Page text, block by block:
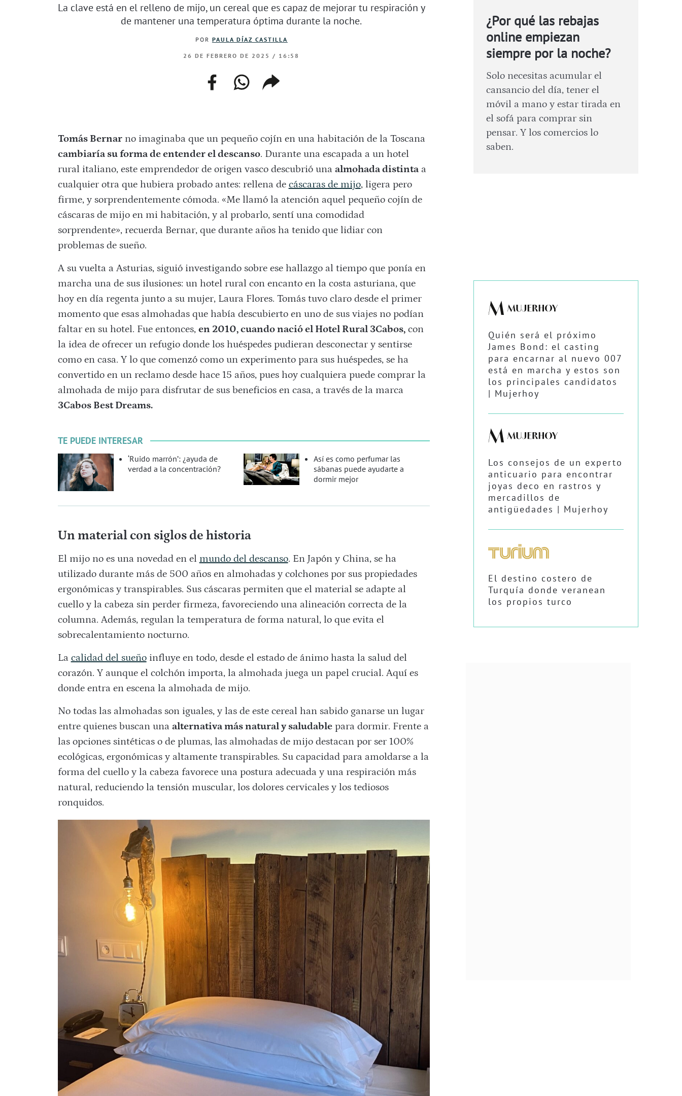
La clave está en el relleno de mijo, un cereal que es capaz de mejorar tu respiración y
de mantener una temperatura óptima durante la noche.
POR PAULA DÍAZ CASTILLA
26 DE FEBRERO DE 2025 / 16:58
facebookwhatsapp
web
copiar
enlace
Tomás Bernarno imaginaba que un pequeño cojín en una habitación de la Toscana
cambiaría su forma de entender el descanso. Durante una escapada a un hotel
rural italiano, este emprendedor de origen vasco descubrió una almohada distintaa
cualquier otra que hubiera probado antes: rellena de cáscaras de mijo, ligera pero
firme, y sorprendentemente cómoda. «Me llamó la atención aquel pequeño cojín de
cáscaras de mijo en mi habitación, y al probarlo, sentí una comodidad
sorprendente», recuerda Bernar, que durante años ha tenido que lidiar con
problemas de sueño.
A su vuelta a Asturias, siguió investigando sobre ese hallazgo al tiempo que ponía en
marcha una de sus ilusiones: un hotel rural con encanto en la costa asturiana, que
hoy en día regenta junto a su mujer, Laura Flores. Tomás tuvo claro desde el primer
momento que esas almohadas que había descubierto en uno de sus viajes no podían
faltar en su hotel. Fue entonces, en 2010, cuando nació el Hotel Rural 3Cabos,con
la idea de ofrecer un refugio donde los huéspedes pudieran desconectar y sentirse
como en casa. Y lo que comenzó como un experimento para sus huéspedes, se ha
convertido en un reclamo desde hace 15 años, pues hoy cualquiera puede comprar la
almohada de mijo para disfrutar de sus beneficios en casa, a través de la marca
3Cabos Best Dreams.
TE PUEDE INTERESAR
‘Ruido marrón’: ¿ayuda de
verdad a la concentración?
Así es como perfumar las
sábanas puede ayudarte a
dormir mejor
Un material con siglos de historia
El mijo no es una novedad en el mundo del descanso. En Japón y China, se ha
utilizado durante más de 500 años en almohadas y colchones por sus propiedades
ergonómicas y transpirables. Sus cáscaras permiten que el material se adapte al
cuello y la cabeza sin perder firmeza, favoreciendo una alineación correcta de la
columna. Además, regulan la temperatura de forma natural, lo que evita el
sobrecalentamiento nocturno.
La calidad del sueñoinfluye en todo, desde el estado de ánimo hasta la salud del
corazón. Y aunque el colchón importa, la almohada juega un papel crucial. Aquí es
donde entra en escena la almohada de mijo.
No todas las almohadas son iguales, y las de este cereal han sabido ganarse un lugar
entre quienes buscan una alternativa más natural y saludablepara dormir. Frente a
las opciones sintéticas o de plumas, las almohadas de mijo destacan por ser 100%
ecológicas, ergonómicas y altamente transpirables. Su capacidad para amoldarse a la
forma del cuello y la cabeza favorece una postura adecuada y una respiración más
natural, reduciendo la tensión muscular, los dolores cervicales y los tediosos
ronquidos.
¿Por qué las rebajas
online empiezan
siempre por la noche?
Solo necesitas acumular el
cansancio del día, tener el
móvil a mano y estar tirada en
el sofá para comprar sin
pensar. Y los comercios lo
saben.
Quién será el próximo
James Bond: el casting
para encarnar al nuevo 007
está en marcha y estos son
los principales candidatos
| Mujerhoy
Los consejos de un experto
anticuario para encontrar
joyas deco en rastros y
mercadillos de
antigüedades | Mujerhoy
El destino costero de
Turquía donde veranean
los propios turco